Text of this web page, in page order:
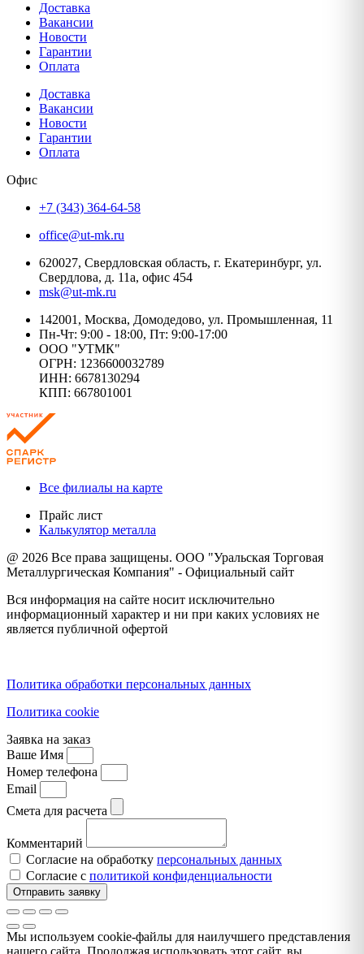
Доставка
Вакансии
Новости
Гарантии
Оплата
Доставка
Вакансии
Новости
Гарантии
Оплата
Офис
+7 (343) 364-64-58
office@ut-mk.ru
620027, Свердловская область, г. Екатеринбург, ул.
Свердлова, д. 11а, офис 454
msk@ut-mk.ru
142001, Москва, Домодедово, ул. Промышленная, 11
Пн-Чт: 9:00 - 18:00, Пт: 9:00-17:00
ООО "УТМК"
ОГРН: 1236600032789
ИНН: 6678130294
КПП: 667801001
Все филиалы на карте
Прайс лист
Калькулятор металла
@ 2026 Все права защищены. ООО "Уральская Торговая
Металлургическая Компания" - Официальный сайт
Вся информация на сайте носит исключительно
информационный характер и ни при каких условиях не
является публичной офертой
Политика обработки персональных данных
Политика cookie
Заявка на заказ
Ваше Имя
Номер телефона
Email
Смета для расчета
Комментарий
Согласие на обработку персональных данных
Согласие с политикой конфиденциальности
Отправить заявку
Мы используем cookie-файлы для наилучшего представления